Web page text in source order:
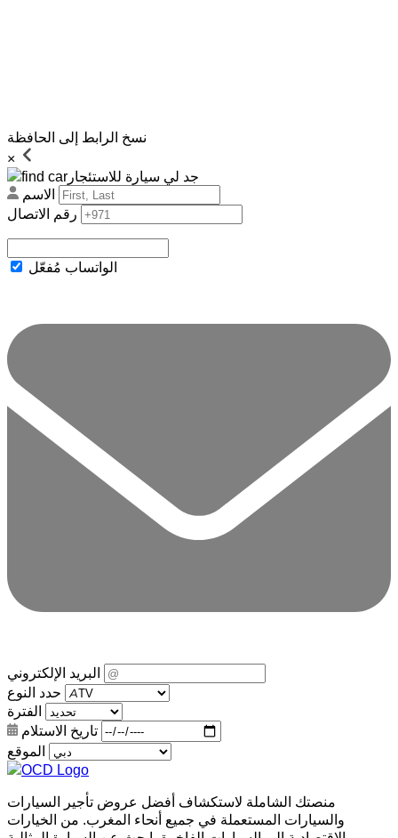
نسخ الرابط إلى الحافظة
×
جد لي سيارة للاستئجار
الاسم
رقم الاتصال
الواتساب مُفعّل
حدد النوع
الفترة
تاريخ الاستلام
الموقع
منصتك الشاملة لاستكشاف أفضل عروض تأجير السيارات
والسيارات المستعملة في جميع أنحاء المغرب. من الخيارات